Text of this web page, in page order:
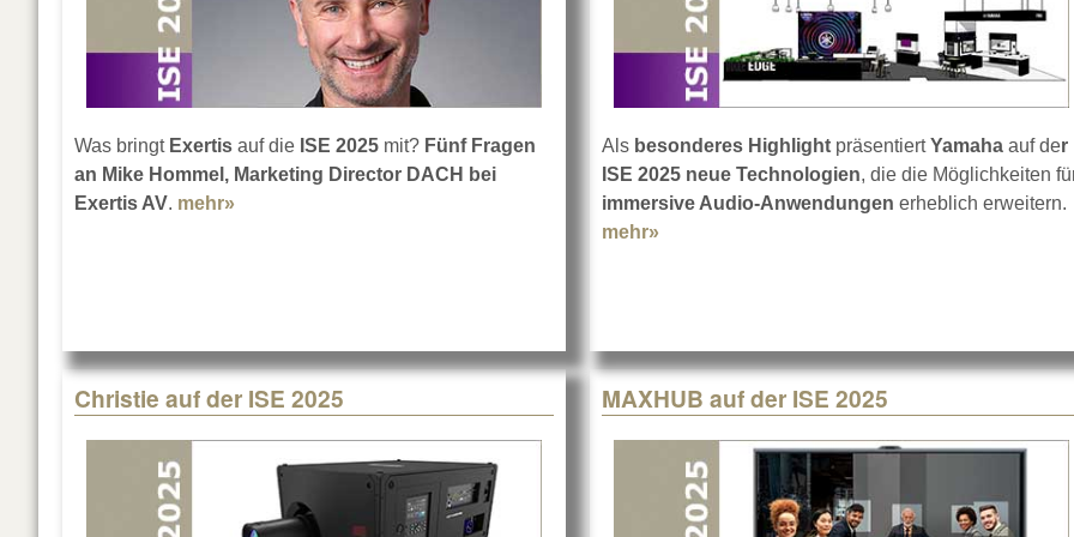
Was bringt Exertis auf die ISE 2025 mit? Fünf Fragen
an Mike Hommel, Marketing Director DACH bei
Exertis AV. mehr» about Mike Hommel, was geht auf der ISE?
Als besonderes Highlight präsentiertYamaha auf der
ISE 2025 neue Technologien, die die Möglichkeiten
immersive Audio-Anwendungen erheblich erweitern.
mehr»
Christie auf der ISE 2025 MAXHUB auf der ISE 2025